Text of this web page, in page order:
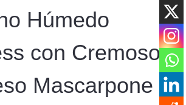
Húmedo
con Cremoso
Mascarpone